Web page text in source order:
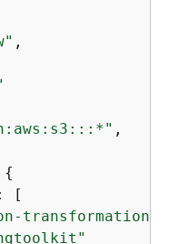
,
,
{
[
transformation"